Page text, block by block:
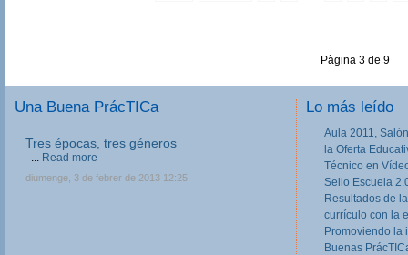
Pàgina 3 de 9
Una Buena PrácTICa
Tres épocas, tres géneros
... Read more
diumenge, 3 de febrer de 2013 12:25
Lo más leído
Aula 2011,
la Oferta
Técnico en
Sello Escuela
Resultados de
currículo con la
Promoviendo la
Buenas